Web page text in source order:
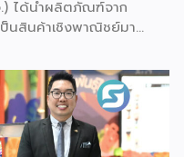
ได้นำผลิตภัณฑ์จาก
นสินค้าเชิงพาณิชย์มา
องการวิจัยในภาพรวม รวม
ตั้งแต่ระดับเยาวชนไปจนถึง
นผู้อยู่เบื้องหลังงานวิจัย
ที่นำมาจัดแสดงในบูธ
นุนภายใต้ชุดโครงการ